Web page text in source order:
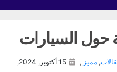
حول السيارات
, مميز ,